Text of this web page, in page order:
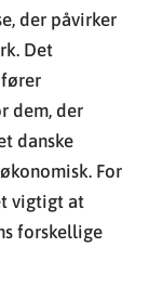
der påvirker
Det
dem, der
danske
For
vigtigt at
forskellige